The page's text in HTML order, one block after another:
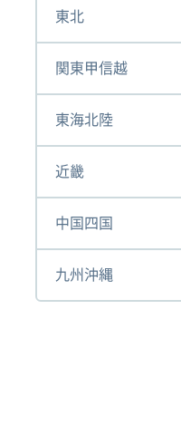
東北
関東甲信越
東海北陸
近畿
中国四国
九州沖縄